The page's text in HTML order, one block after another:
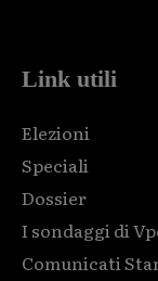
Link utili
Elezioni
Speciali
Dossier
I sondaggi di
Comunicati